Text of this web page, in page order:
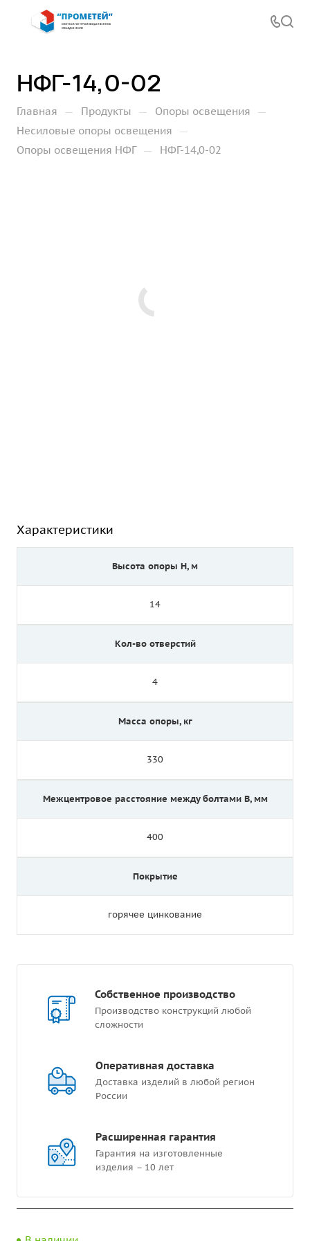
НФГ-14,0-02
Главная — Продукты — Опоры освещения —
Несиловые опоры освещения —
Опоры освещения НФГ — НФГ-14,0-02
Характеристики
Высота опоры Н, м
14
Кол-во отверстий
4
Масса опоры, кг
330
Межцентровое расстояние между болтами B, мм
400
Покрытие
горячее цинкование
Собственное производство
Производство конструкций любой
сложности
Оперативная доставка
Доставка изделий в любой регион
России
Расширенная гарантия
Гарантия на изготовленные
изделия – 10 лет